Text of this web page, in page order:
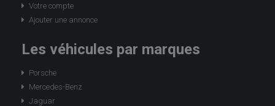
Votre compte
Ajouter une annonce
Les véhicules par marques
Porsche
Mercedes-Benz
Jaguar